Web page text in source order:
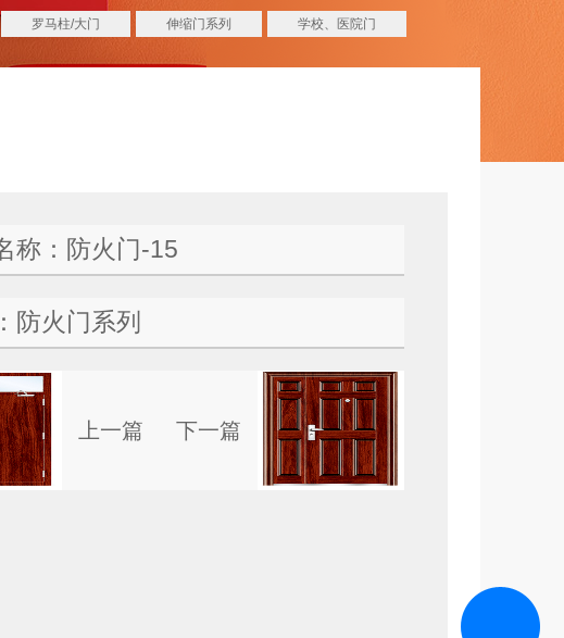
罗马柱/大门 伸缩门系列 学校、医院门
称：防火门-15
防火门系列
上一篇 下一篇